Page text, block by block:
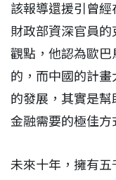
該報導還援引曾
財政部資深官員
觀點，他認為歐
的，而中國的計
的發展，其實是
金融需要的極佳方
未來十年，擁有